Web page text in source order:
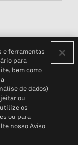
(em inglês)
S&P Global
e ferramentas
para
bem como
de dados)
ou
os
ou para
nosso Aviso